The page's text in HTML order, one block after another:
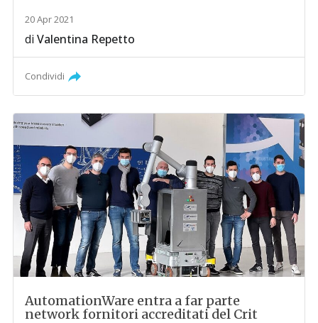
20 Apr 2021
diValentina Repetto
Condividi
AutomationWare entra a far parte
network fornitori accreditati del Crit